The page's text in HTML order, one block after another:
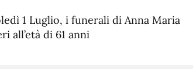
fuente.
1 Luglio, i funerali di Anna Maria
all’età di 61 anni